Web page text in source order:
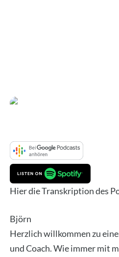
Hier die Tran­skrip­ti­on des
Björn
Herz­lich will­kom­men zu
und Coach. Wie immer mit